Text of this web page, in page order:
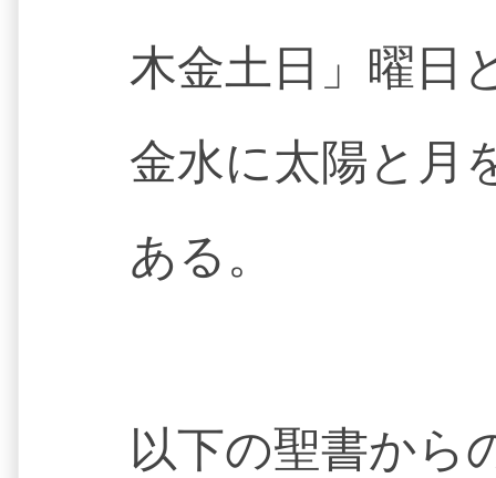
木金土日」曜日
金水に太陽と月
ある。
以下の聖書から